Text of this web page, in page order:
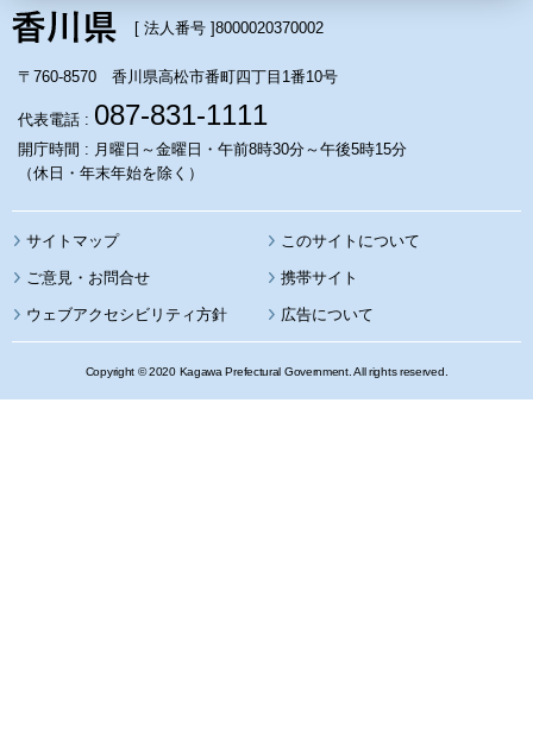
[ 法人番号 ]8000020370002
〒760-8570 香川県高松市番町四丁目1番10号
代表電話 : 087-831-1111
開庁時間 : 月曜日～金曜日・午前8時30分～午後5時15分
（休日・年末年始を除く）
サイトマップ このサイトについて
携帯サイト
ウェブアクセシビリティ方針 広告について
Copyright © 2020 Kagawa Prefectural Government. All rights reserved.